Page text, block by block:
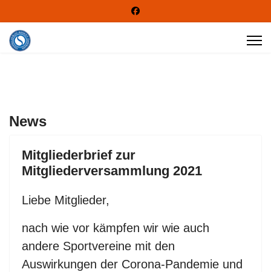
News
Mitgliederbrief zur
Mitgliederversammlung 2021
Liebe Mitglieder,
nach wie vor kämpfen wir wie auch
andere Sportvereine mit den
Auswirkungen der Corona-Pandemie und